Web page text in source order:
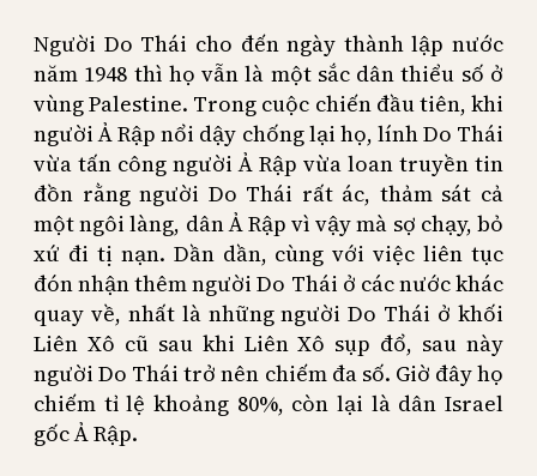
Người Do Thái cho đến ngày thành lập nước
năm 1948 thì họ vẫn là một sắc dân thiểu số ở
vùng Palestine. Trong cuộc chiến đầu tiên, khi
người Ả Rập nổi dậy chống lại họ, lính Do Thái
vừa tấn công người Ả Rập vừa loan truyền tin
đồn rằng người Do Thái rất ác, thảm sát cả
một ngôi làng, dân Ả Rập vì vậy mà sợ chạy, bỏ
xứ đi tị nạn. Dần dần, cùng với việc liên tục
đón nhận thêm người Do Thái ở các nước khác
quay về, nhất là những người Do Thái ở khối
Liên Xô cũ sau khi Liên Xô sụp đổ, sau này
người Do Thái trở nên chiếm đa số. Giờ đây họ
chiếm tỉ lệ khoảng 80%, còn lại là dân Israel
gốc Ả Rập.